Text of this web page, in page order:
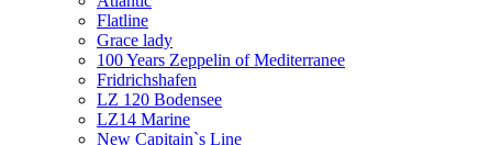
Flatline
Grace lady
100 Years Zeppelin of Mediterranee
Fridrichshafen
LZ 120 Bodensee
LZ14 Marine
New Capitain`s Line